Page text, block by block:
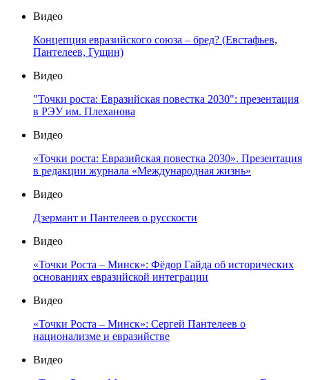
Видео
Концепция евразийского союза – бред? (Евстафьев,
Пантелеев, Гущин)
Видео
"Точки роста: Евразийская повестка 2030": презентация
в РЭУ им. Плеханова
Видео
«Точки роста: Евразийская повестка 2030». Презентация
в редакции журнала «Международная жизнь»
Видео
Дзермант и Пантелеев о русскости
Видео
«Точки Роста – Минск»: Фёдор Гайда об исторических
основаниях евразийской интеграции
Видео
«Точки Роста – Минск»: Сергей Пантелеев о
национализме и евразийстве
Видео